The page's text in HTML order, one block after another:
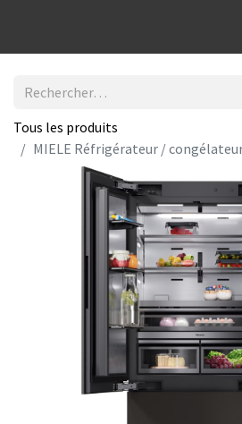
Tous les produits
MIELE Réfrigérateur / congélateur